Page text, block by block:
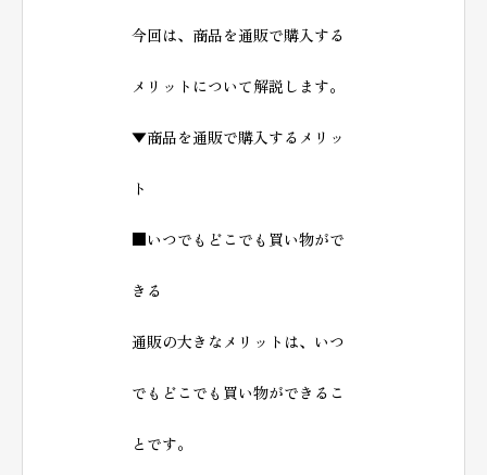
今回は、商品を通販で購入する
メリットについて解説します。
▼商品を通販で購入するメリッ
ト
■いつでもどこでも買い物がで
きる
通販の大きなメリットは、いつ
でもどこでも買い物ができるこ
とです。